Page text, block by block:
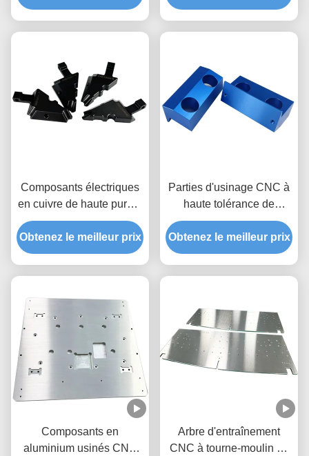
d'usinage CNC certifiées
Composants électriques
en cuivre de haute pureté
avec usinage CNC de
précision et
configurations
Obtenez le meilleur prix
Parties d'usinage CNC à
haute tolérance de
précision avec traitement
de surface
personnalisable et large
Obtenez le meilleur prix
Composants en
aluminium usinés CNC
Arbre d'entraînement
CNC à tourne-moulin de